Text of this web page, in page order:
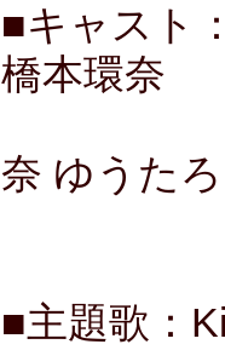
■キャスト
橋本環奈
奈 ゆうた
■主題歌：